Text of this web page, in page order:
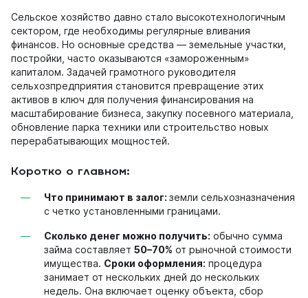
Сельское хозяйство давно стало высокотехнологичным
сектором, где необходимы регулярные вливания
финансов. Но основные средства — земельные участки,
постройки, часто оказываются «замороженным»
капиталом. Задачей грамотного руководителя
сельхозпредприятия становится превращение этих
активов в ключ для получения финансирования на
масштабирование бизнеса, закупку посевного материала,
обновление парка техники или строительство новых
перерабатывающих мощностей.
Коротко о главном:
Что принимают в залог: земли сельхозназначения
с четко установленными границами.
Сколько денег можно получить: обычно сумма
займа составляет 50–70% от рыночной стоимости
имущества. Сроки оформления: процедура
занимает от нескольких дней до нескольких
недель. Она включает оценку объекта, сбор